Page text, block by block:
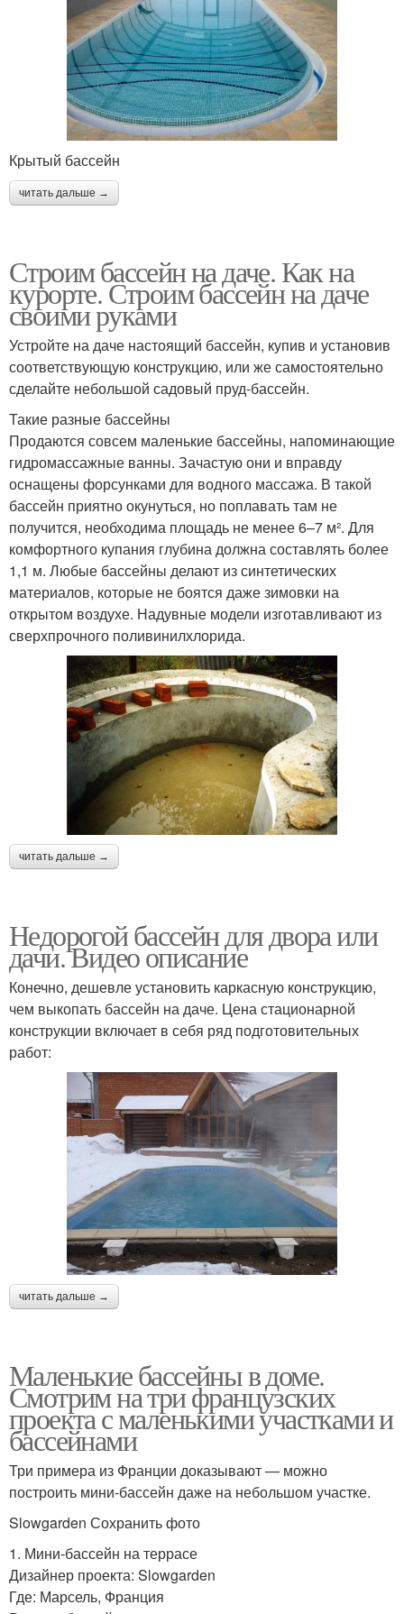
Крытый бассейн
читать дальше →
Строим бассейн на даче. Как на
курорте. Строим бассейн на даче
своими руками
Устройте на даче настоящий бассейн, купив и установив
соответствующую конструкцию, или же самостоятельно
сделайте небольшой садовый пруд-бассейн.
Такие разные бассейны
Продаются совсем маленькие бассейны, напоминающие
гидро­массажные ванны. Зачастую они и вправду
оснащены форсунками для водного массажа. В такой
бассейн приятно окунуться, но поплавать там не
получится, необходима площадь не менее 6–7 м². Для
комфортного купания глубина должна составлять более
1,1 м. Любые бассейны делают из синтетических
материалов, которые не боятся даже зимовки на
открытом воздухе. Надувные модели изготавливают из
сверхпрочного поливинилхлорида.
читать дальше →
Недорогой бассейн для двора или
дачи. Видео описание
Конечно, дешевле установить каркасную конструкцию,
чем выкопать бассейн на даче. Цена стационарной
конструкции включает в себя ряд подготовительных
работ:
читать дальше →
Маленькие бассейны в доме.
Смотрим на три французских
проекта с маленькими участками и
бассейнами
Три примера из Франции доказывают — можно
построить мини-бассейн даже на небольшом участке.
Slowgarden Сохранить фото
1. Мини-бассейн на террасе
Дизайнер проекта: Slowgarden
Где: Марсель, Франция